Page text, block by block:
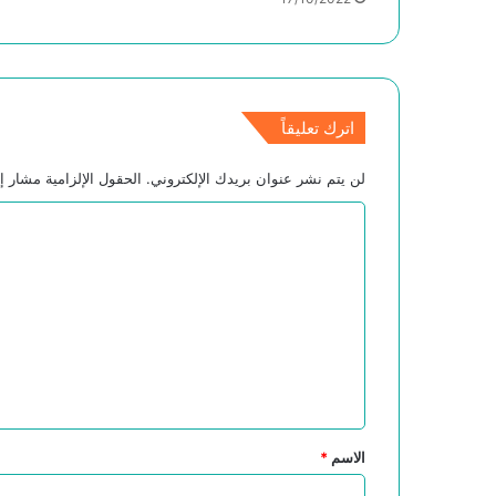
اترك تعليقاً
لن يتم نشر عنوان بريدك الإلكتروني. الحقول الإلزامية مشار
*
الاسم *